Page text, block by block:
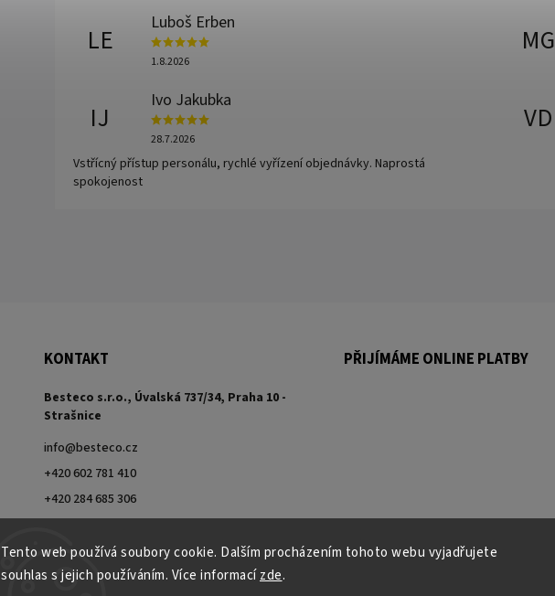
Tento web používá soubory cookie. Dalším procházením tohoto webu vyjadřujete
souhlas s jejich používáním. Více informacízde.
LE
Luboš Erben
1.8.2026
MG
IJ
Ivo Jakubka
28.7.2026
Vstřícný přístup personálu, rychlé vyřízení objednávky. Naprostá
spokojenost
VD
KONTAKT
Besteco s.r.o., Úvalská 737/34, Praha 10 -
Strašnice
info@besteco.cz
+420 602 781 410
+420 284 685 306
PŘIJÍMÁME ONLINE PLATBY